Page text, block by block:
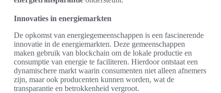
Innovaties in energiemarkten
De opkomst van energiegemeenschappen is een fascinerende
innovatie in de energiemarkten. Deze gemeenschappen
maken gebruik van blockchain om de lokale productie en
consumptie van energie te faciliteren. Hierdoor ontstaat een
dynamischere markt waarin consumenten niet alleen afnemers
zijn, maar ook producenten kunnen worden, wat de
transparantie en betrokkenheid vergroot.